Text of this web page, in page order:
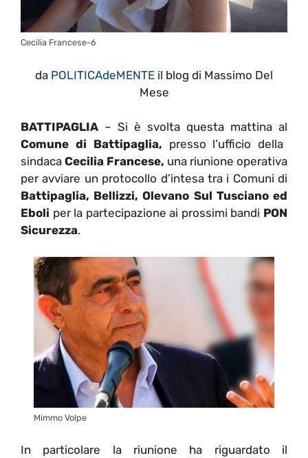
Cecilia Francese-6
da POLITICAdeMENTE il blog di Massimo Del
Mese
BATTIPAGLIA – Si è svolta questa mattina al
Comune di Battipaglia, presso l’ufficio della
sindaca Cecilia Francese, una riunione operativa
per avviare un protocollo d’intesa tra i Comuni di
Battipaglia, Bellizzi, Olevano Sul Tusciano ed
Eboli per la partecipazione ai prossimi bandi PON
Sicurezza.
Mimmo Volpe
In particolare la riunione ha riguardato il